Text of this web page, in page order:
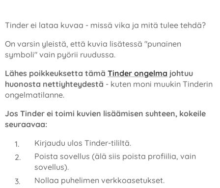
Tinder ei lataa kuvaa - missä vika ja mitä tulee tehdä?
On varsin yleistä, että kuvia lisätessä "punainen
symboli" vain pyörii ruudussa.
Lähes poikkeuksetta tämä Tinder ongelma johtuu
huonosta nettiyhteydestä - kuten moni muukin Tinderin
ongelmatilanne.
Jos Tinder ei toimi kuvien lisäämisen suhteen, kokeile
seuraavaa:
Kirjaudu ulos Tinder-tililtä.
Poista sovellus (älä siis poista profiilia, vain
sovellus).
Nollaa puhelimen verkkoasetukset.